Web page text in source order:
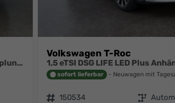
1,5 eTSI DSG LIFE LED Plus Anhängerkupplung Navigation Digital Pro Sitzheizung beheiztes Lenkrad 17 Zoll Alu 5J Garantie
Volkswagen T-Roc
sofort lieferbar Neuwagen mit
Fahrzeugnr. 150534 Getriebe